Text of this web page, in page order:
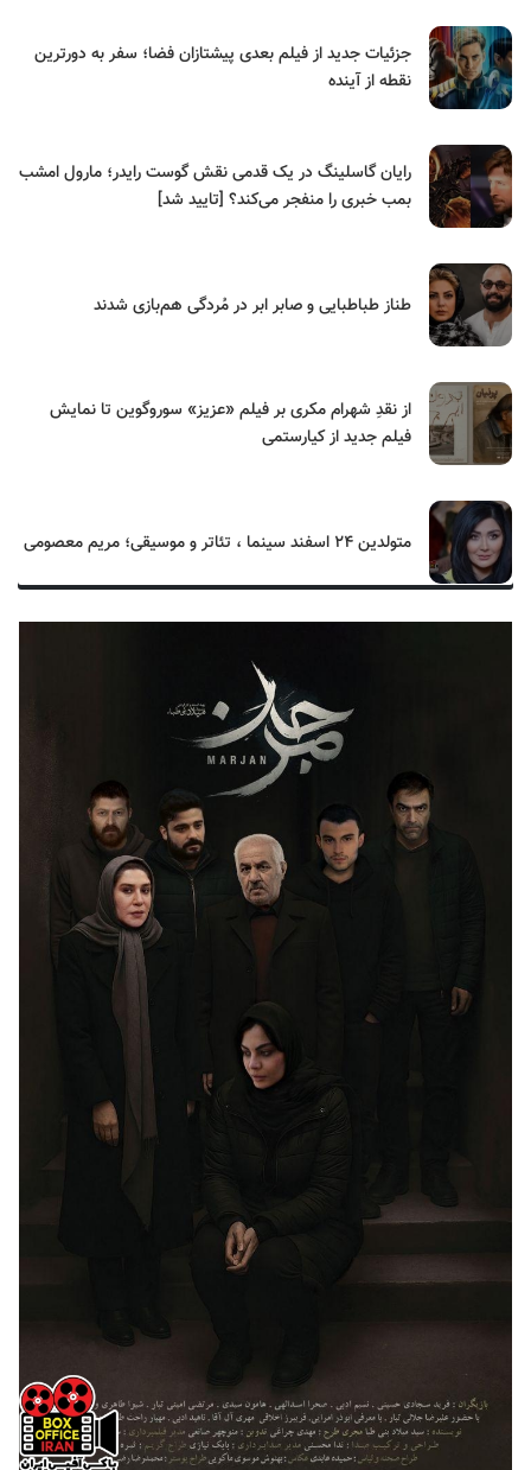
جزئیات جدید از فیلم بعدی پیشتازان فضا؛ سفر به دورترین
نقطه از آینده
رایان گاسلینگ در یک قدمی نقش گوست رایدر؛ مارول امشب
بمب خبری را منفجر می‌کند؟ [تایید شد]
طناز طباطبایی و صابر ابر در مُردگی هم‌بازی شدند
از نقدِ شهرام مکری بر فیلم «عزیز» سوروگوین تا نمایش
فیلم جدید از کیارستمی
متولدین ۲۴ اسفند سینما ، تئاتر و موسیقی؛ مریم معصومی